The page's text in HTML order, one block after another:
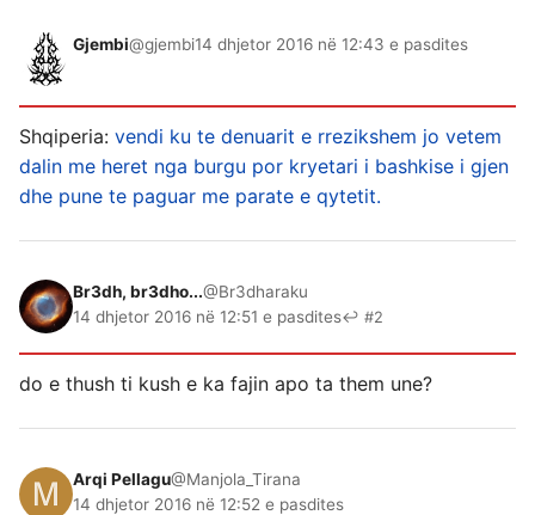
Gjembi@gjembi14 dhjetor 2016 në 12:43 e pasdites
Shqiperia: vendi ku te denuarit e rrezikshem jo vetem
dalin me heret nga burgu por kryetari i bashkise i gjen
dhe pune te paguar me parate e qytetit.
Br3dh, br3dho...@Br3dharaku
14 dhjetor 2016 në 12:51 e pasdites↩ #2
do e thush ti kush e ka fajin apo ta them une?
Arqi Pellagu@Manjola_Tirana
14 dhjetor 2016 në 12:52 e pasdites